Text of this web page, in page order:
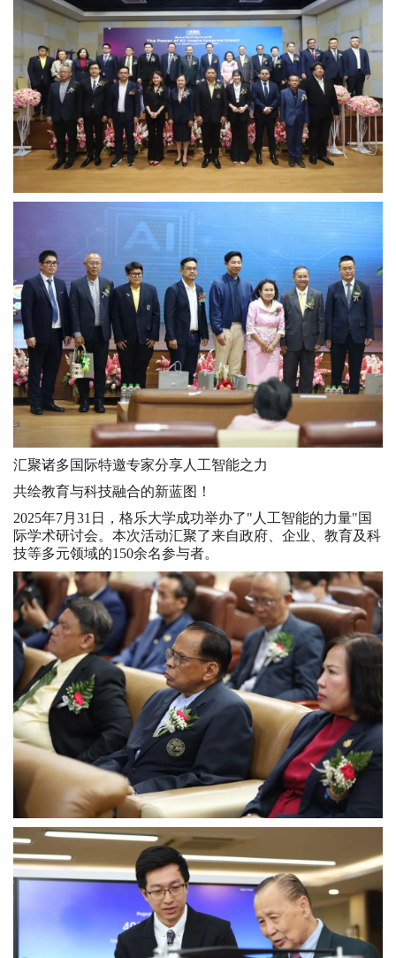
汇聚诸多国际特邀专家分享人工智能之力
共绘教育与科技融合的新蓝图！
2025年7月31日，格乐大学成功举办了"人工智能的力量"国
际学术研讨会。本次活动汇聚了来自政府、企业、教育及科
技等多元领域的150余名参与者。